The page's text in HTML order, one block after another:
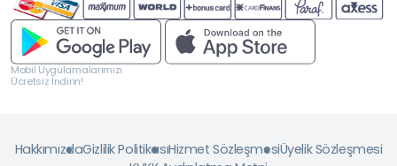
Mobil Uygulamalarımızı
Ücretsiz İndirin!
HakkımızdaGizlilik PolitikasıHizmet SözleşmesiÜyelik Sözleşmesi